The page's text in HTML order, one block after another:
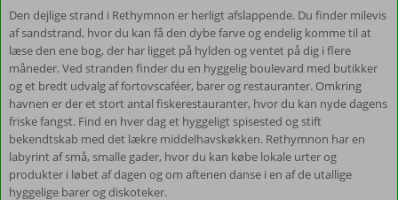
Den dejlige strand i Rethymnon er herligt afslappende. Du finder milevis
af sandstrand, hvor du kan få den dybe farve og endelig komme til at
læse den ene bog, der har ligget på hylden og ventet på dig i flere
måneder. Ved stranden finder du en hyggelig boulevard med butikker
og et bredt udvalg af fortovscaféer, barer og restauranter. Omkring
havnen er der et stort antal fiskerestauranter, hvor du kan nyde dagens
friske fangst. Find en hver dag et hyggeligt spisested og stift
bekendtskab med det lækre middelhavskøkken. Rethymnon har en
labyrint af små, smalle gader, hvor du kan købe lokale urter og
produkter i løbet af dagen og om aftenen danse i en af de utallige
hyggelige barer og diskoteker.